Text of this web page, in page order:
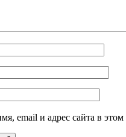
email и адрес сайта в